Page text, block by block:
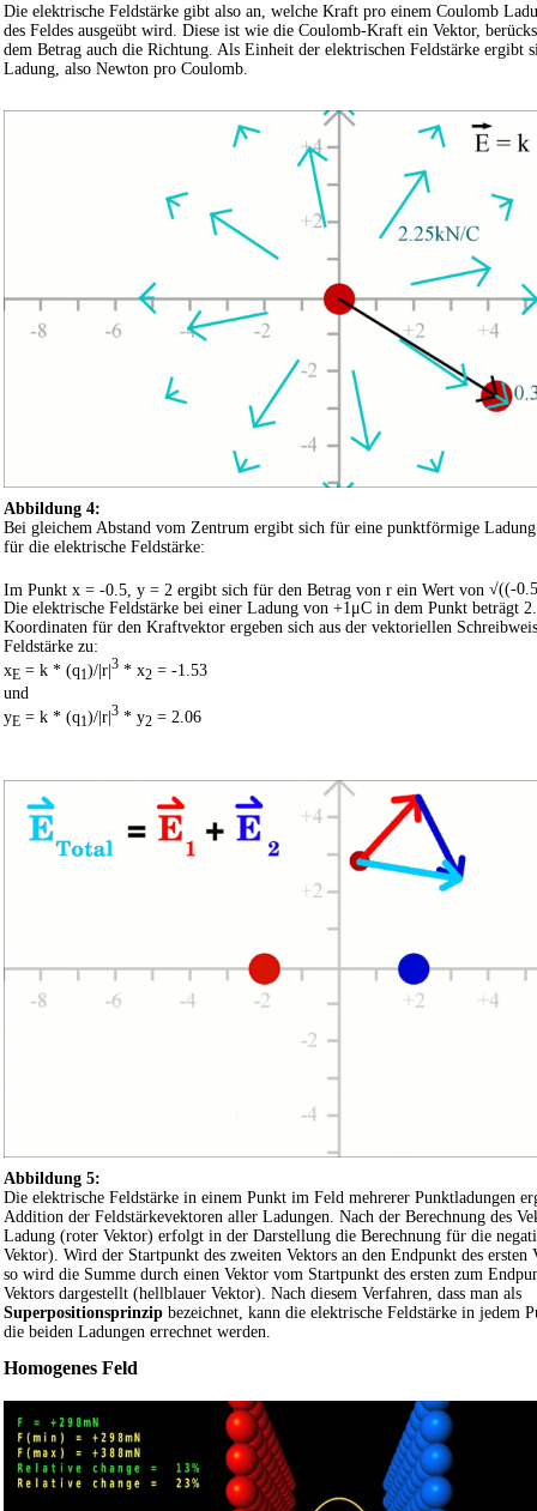
Die elektrische Feldstärke gibt also an, welche Kraft pro einem Coulomb
des Feldes ausgeübt wird. Diese ist wie die Coulomb-Kraft ein Vektor,
dem Betrag auch die Richtung. Als Einheit der elektrischen Feldstärke ergibt
Ladung, also Newton pro Coulomb.
Abbildung 4:
Bei gleichem Abstand vom Zentrum ergibt sich für eine punktförmige
für die elektrische Feldstärke:
Im Punkt x = -0.5, y = 2 ergibt sich für den Betrag von r ein Wert von √((-
Die elektrische Feldstärke bei einer Ladung von +1μC in dem Punkt beträgt
Koordinaten für den Kraftvektor ergeben sich aus der vektoriellen
Feldstärke zu:
xE = k * (q1)/|r| 3 * x2 = -1.53
und
yE = k * (q1)/|r|3 * y2 = 2.06
Abbildung 5:
Die elektrische Feldstärke in einem Punkt im Feld mehrerer Punktladungen
Addition der Feldstärkevektoren aller Ladungen. Nach der Berechnung des
Ladung (roter Vektor) erfolgt in der Darstellung die Berechnung für die
Vektor). Wird der Startpunkt des zweiten Vektors an den Endpunkt des ersten
so wird die Summe durch einen Vektor vom Startpunkt des ersten zum
Vektors dargestellt (hellblauer Vektor). Nach diesem Verfahren, dass man als
Superpositionsprinzip bezeichnet, kann die elektrische Feldstärke in jedem
die beiden Ladungen errechnet werden.
Homogenes Feld